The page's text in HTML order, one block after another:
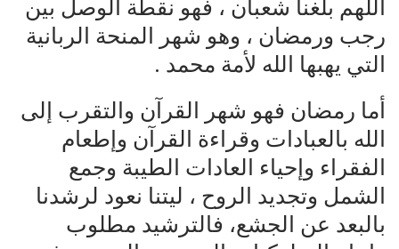
اللهم بلغنا شعبان ، فهو نقطة الوصل بين
رجب ورمضان ، وهو شهر المنحة الربانية
التي يهبها الله لأمة محمد .
أما رمضان فهو شهر القرآن والتقرب إلى
الله بالعبادات وقراءة القرآن وإطعام
الفقراء وإحياء العادات الطيبة وجمع
الشمل وتجديد الروح ، ليتنا نعود لرشدنا
بالبعد عن الجشع، فالترشيد مطلوب